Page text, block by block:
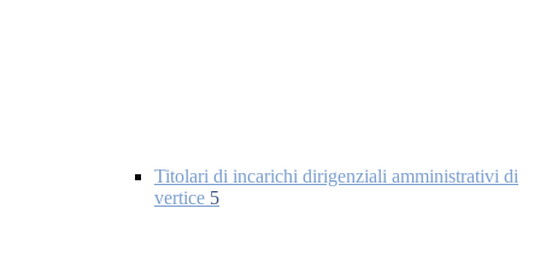
Titolari di incarichi dirigenziali amministrativi di
vertice 5